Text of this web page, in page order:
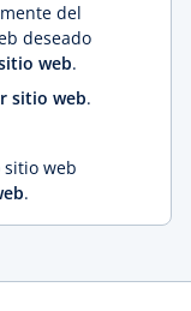
del
deseado
web.
sitio web.
web
.